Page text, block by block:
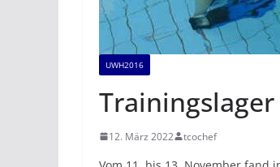
UWH2016
12. März 2022 tcochef